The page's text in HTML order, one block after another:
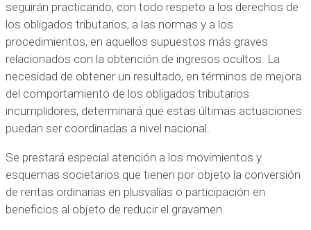
seguirán practicando, con todo respeto a los derechos de
los obligados tributarios, a las normas y a los
procedimientos, en aquellos supuestos más graves
relacionados con la obtención de ingresos ocultos. La
necesidad de obtener un resultado, en términos de mejora
del comportamiento de los obligados tributarios
incumplidores, determinará que estas últimas actuaciones
puedan ser coordinadas a nivel nacional.
Se prestará especial atención a los movimientos y
esquemas societarios que tienen por objeto la conversión
de rentas ordinarias en plusvalías o participación en
beneficios al objeto de reducir el gravamen.